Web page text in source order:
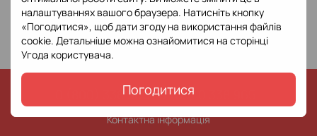
налаштуваннях вашого браузера. Натисніть кнопку
«Погодитися», щоб дати згоду на використання файлів
cookie. Детальніше можна ознайомитися на сторінці
Угода користувача.
Погодитися
0 (800) 338 965 0 (63) 0 338 965
Контактна інформація